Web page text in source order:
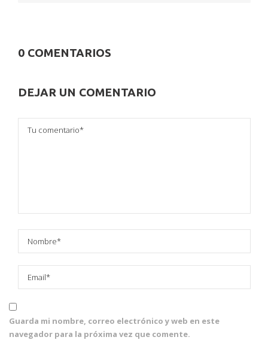
0 COMENTARIOS
DEJAR UN COMENTARIO
Guarda mi nombre, correo electrónico y web en este
navegador para la próxima vez que comente.